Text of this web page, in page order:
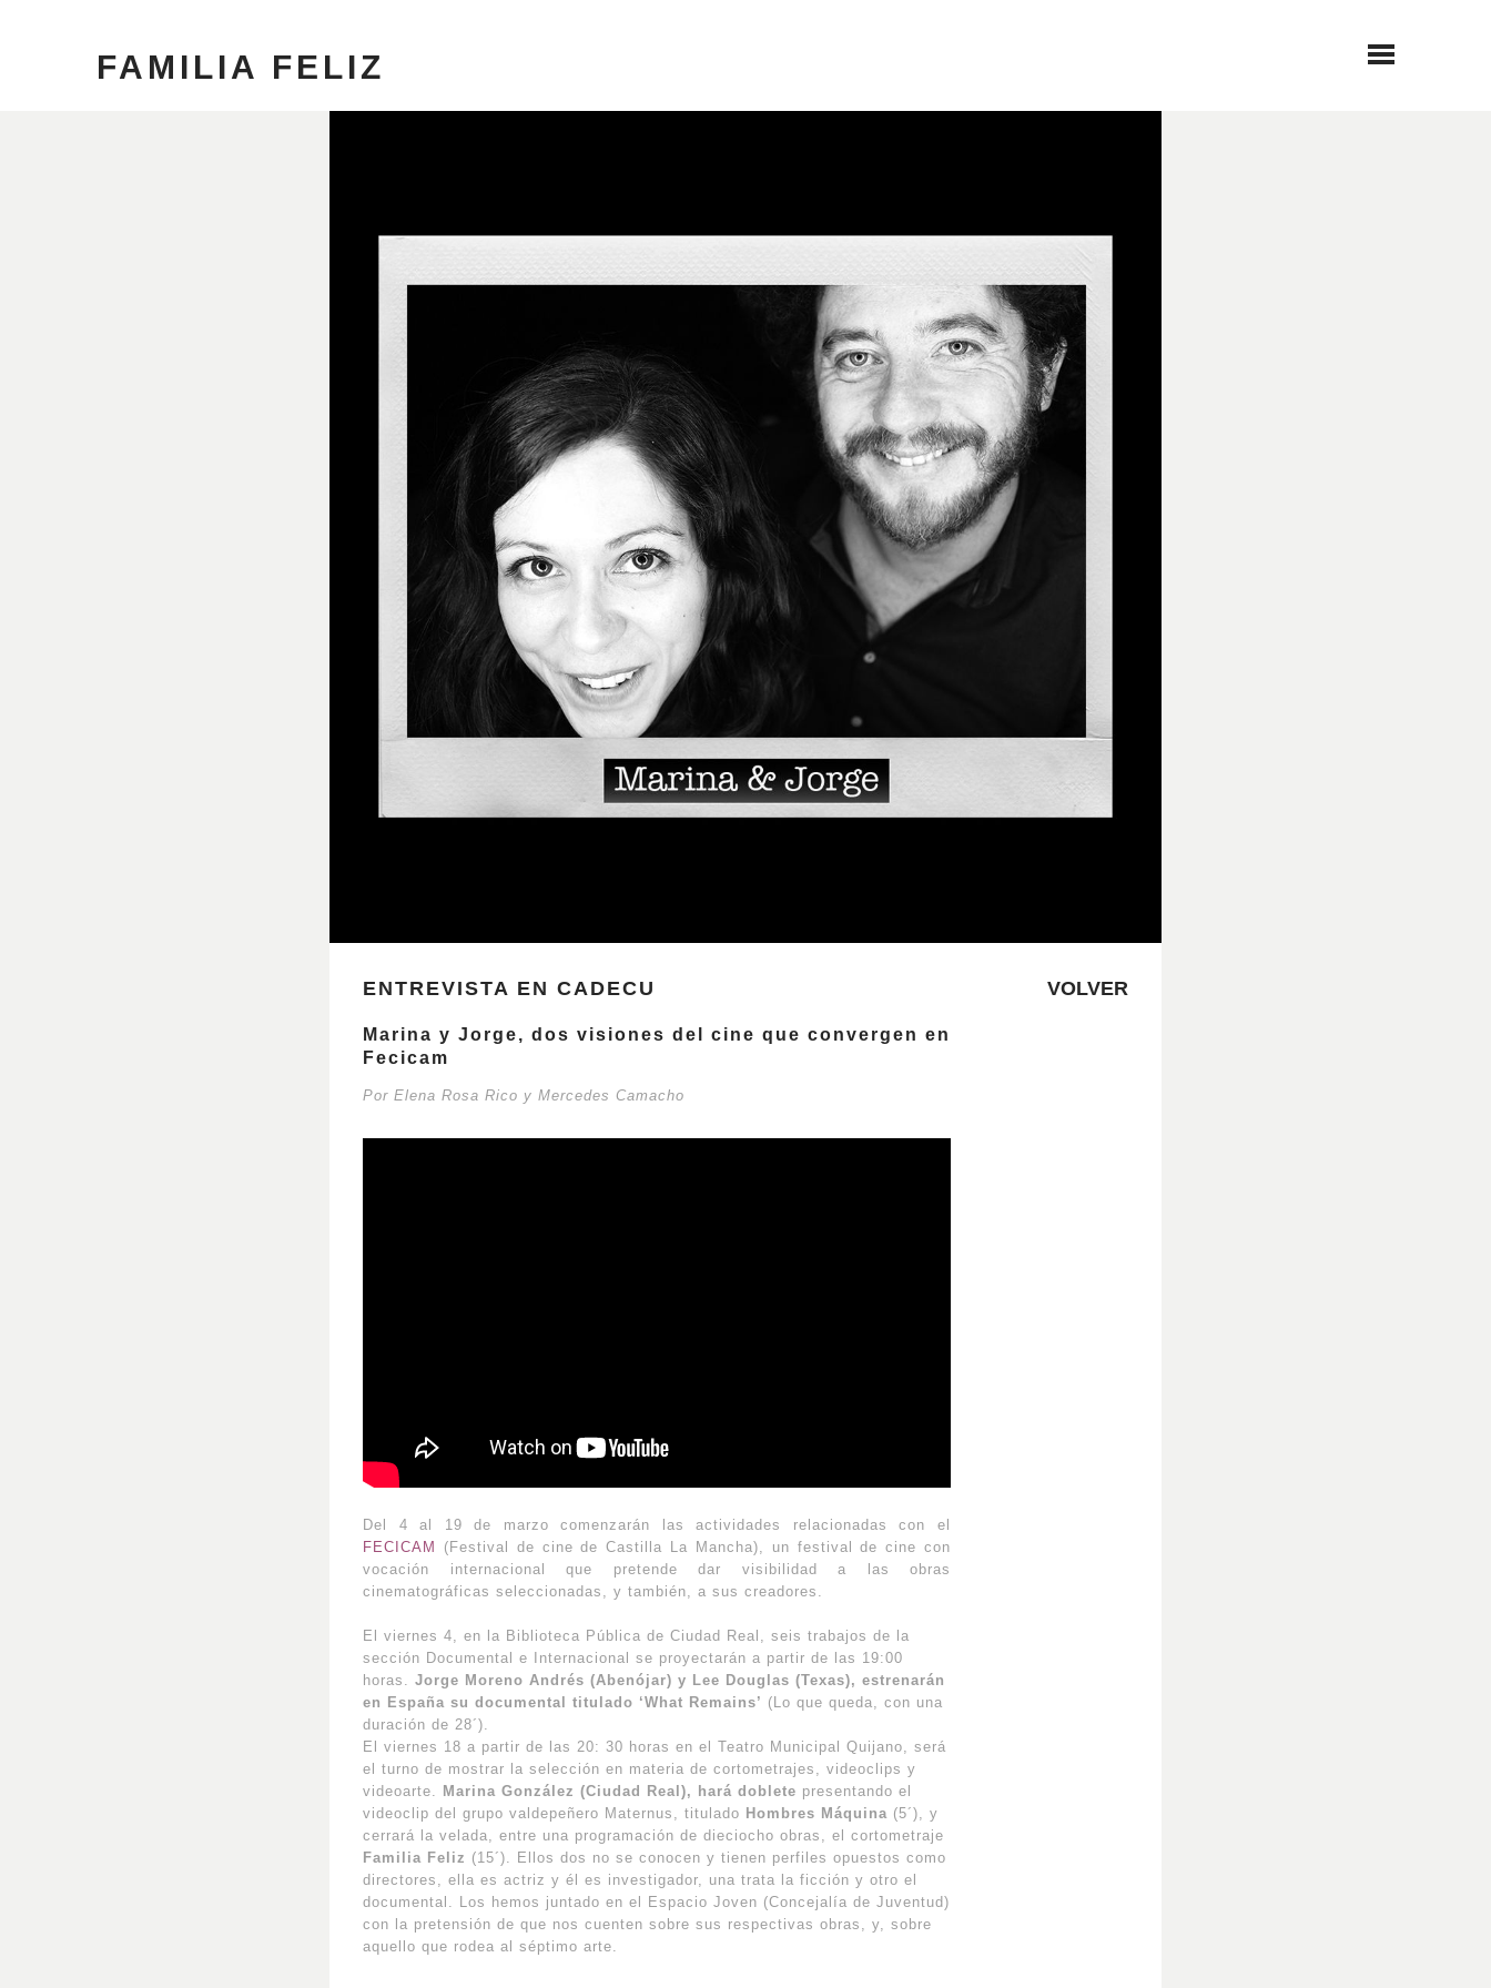
FAMILIA FELIZ
VOLVER
ENTREVISTA EN CADECU
Marina y Jorge, dos visiones del cine que convergen en
Fecicam
Por Elena Rosa Rico y Mercedes Camacho
Del 4 al 19 de marzo comenzarán las actividades relacionadas con el
FECICAM
(Festival de cine de Castilla La Mancha), un festival de cine con
vocación internacional que pretende dar visibilidad a las obras
cinematográficas seleccionadas, y también, a sus creadores.
El viernes 4, en la Biblioteca Pública de Ciudad Real, seis trabajos de la
sección Documental e Internacional se proyectarán a partir de las 19:00
horas. Jorge Moreno Andrés (Abenójar) y Lee Douglas (Texas), estrenarán
en España su documental titulado ‘What Remains’ (Lo que queda, con una
duración de 28´).
El viernes 18 a partir de las 20: 30 horas en el Teatro Municipal Quijano, será
el turno de mostrar la selección en materia de cortometrajes, videoclips y
videoarte. Marina González (Ciudad Real), hará doblete presentando el
videoclip del grupo valdepeñero Maternus, titulado Hombres Máquina (5´), y
cerrará la velada, entre una programación de dieciocho obras, el cortometraje
Familia Feliz (15´). Ellos dos no se conocen y tienen perfiles opuestos como
directores, ella es actriz y él es investigador, una trata la ficción y otro el
documental. Los hemos juntado en el Espacio Joven (Concejalía de Juventud)
con la pretensión de que nos cuenten sobre sus respectivas obras, y, sobre
aquello que rodea al séptimo arte.